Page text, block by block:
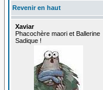
Revenir en haut
Xaviar
Phacochère maori et Ballerine
Sadique !